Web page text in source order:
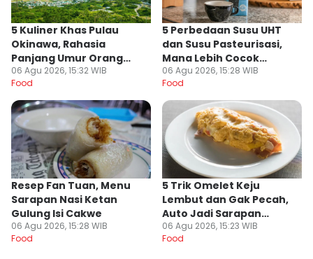
5 Kuliner Khas Pulau
Okinawa, Rahasia
Panjang Umur Orang
Jepang
06 Agu 2026, 15:32 WIB
Food
5 Perbedaan Susu UHT
dan Susu Pasteurisasi,
Mana Lebih Cocok
Untukmu?
06 Agu 2026, 15:28 WIB
Food
Resep Fan Tuan, Menu
Sarapan Nasi Ketan
Gulung Isi Cakwe
06 Agu 2026, 15:28 WIB
Food
5 Trik Omelet Keju
Lembut dan Gak Pecah,
Auto Jadi Sarapan
Favorit!
06 Agu 2026, 15:23 WIB
Food